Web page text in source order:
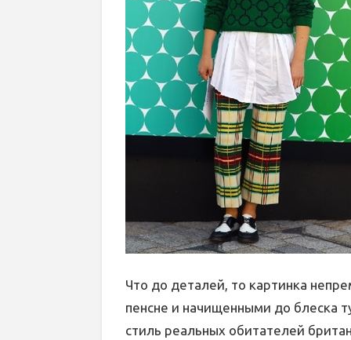
Что до деталей, то картинка
пенсне и начищенными до блеска
стиль реальных обитателей